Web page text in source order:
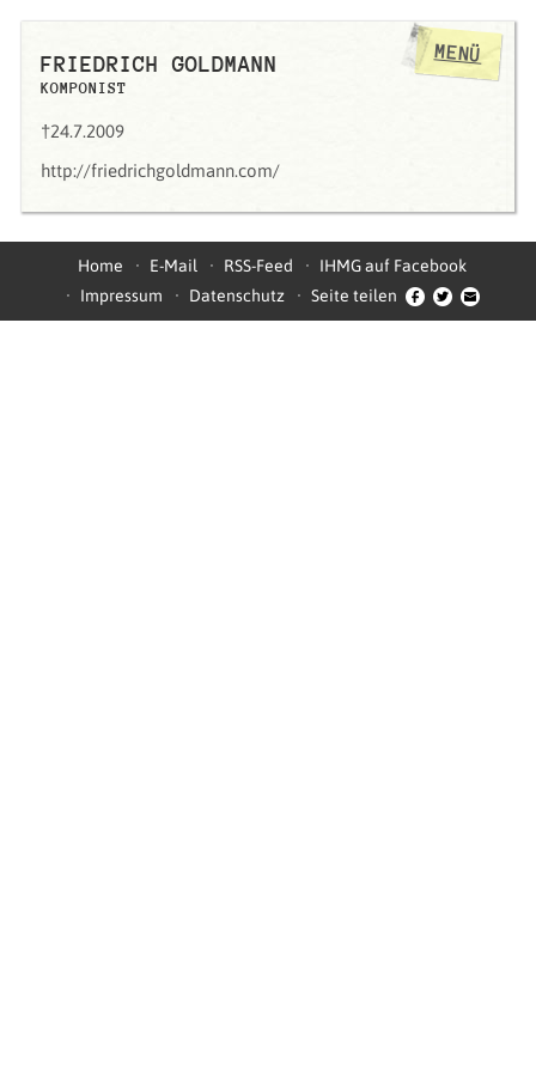
FRIEDRICH GOLDMANN
KOMPONIST
†24.7.2009
http://friedrichgoldmann.com/
MENÜ
Home E-Mail RSS-Feed
IHMG auf Facebook
Impressum
Datenschutz Seite teilen